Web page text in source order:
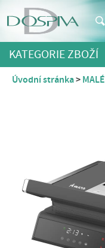
KATEGORIE ZBOŽÍ
Úvodní stránka